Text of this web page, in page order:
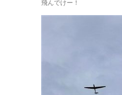
飛んでけー！